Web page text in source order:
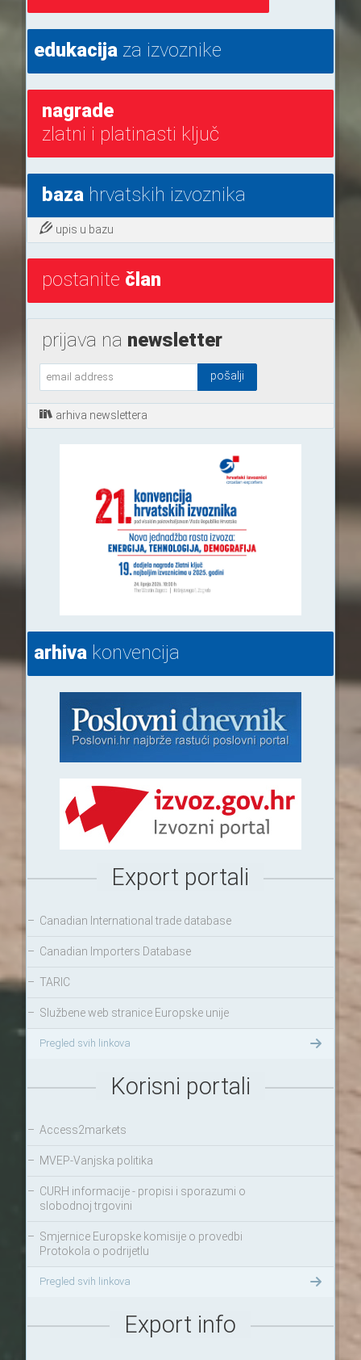
edukacijaza izvoznike
nagrade
zlatni i platinasti ključ
bazahrvatskih izvoznika
upis u bazu
postanite član
prijava na newsletter
arhiva newslettera
arhivakonvencija
Export portali
– Canadian International trade database
– Canadian Importers Database
– TARIC
– Službene web stranice Europske unije
Pregled svih linkova
Korisni portali
– Access2markets
– MVEP-Vanjska politika
– CURH informacije - propisi i sporazumi o
slobodnoj trgovini
– Smjernice Europske komisije o provedbi
Protokola o podrijetlu
Pregled svih linkova
Export info